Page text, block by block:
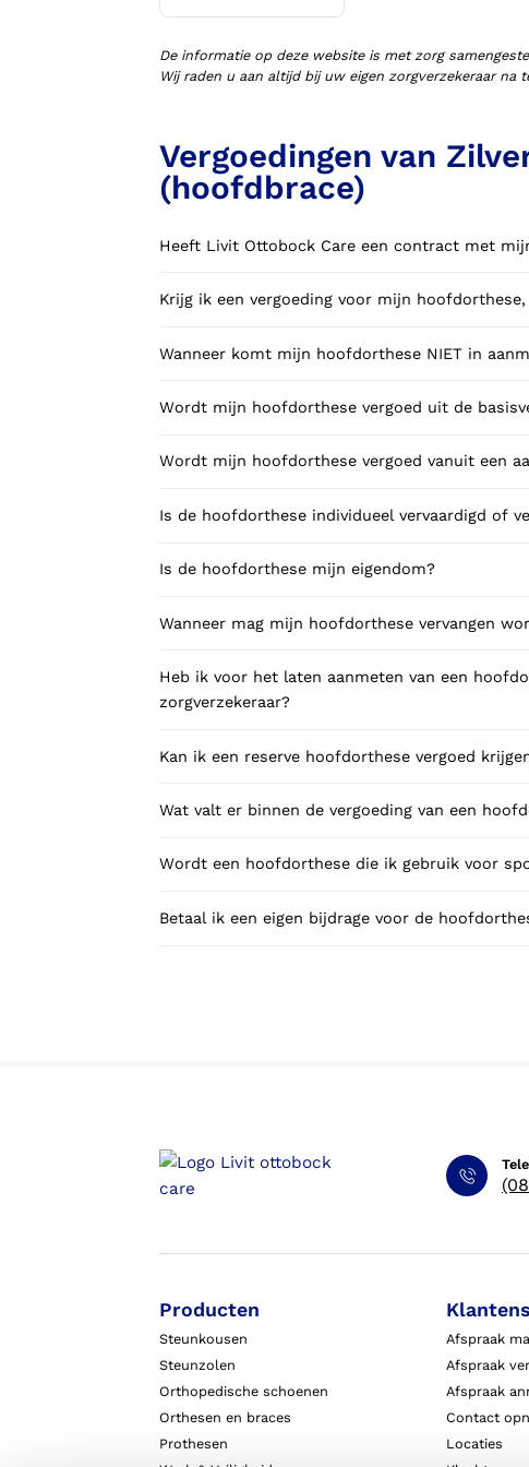
schoenen (VLOS)
De informatie op deze website is met zorg
Wij raden u aan altijd bij uw eigen zorgverzekeraar
Vergoedingen van
(hoofdbrace)
Heeft Livit Ottobock Care een contract met
Krijg ik een vergoeding voor mijn
Wanneer komt mijn hoofdorthese NIET in
Wordt mijn hoofdorthese vergoed uit de
Wordt mijn hoofdorthese vergoed vanuit een
Is de hoofdorthese individueel vervaardigd of
Is de hoofdorthese mijn eigendom?
Wanneer mag mijn hoofdorthese vervangen
Heb ik voor het laten aanmeten van een
zorgverzekeraar?
Kan ik een reserve hoofdorthese vergoed
Wat valt er binnen de vergoeding van een
Wordt een hoofdorthese die ik gebruik voor
Betaal ik een eigen bijdrage voor de
Producten
Steunkousen
Steunzolen
Orthopedische schoenen
Orthesen en braces
Prothesen
Afspraak
Afspraak
Afspraak
Contact
Locaties